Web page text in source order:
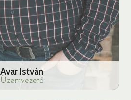
Avar István
Üzemvezető